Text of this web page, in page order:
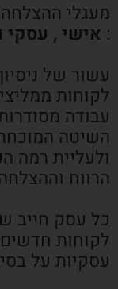
מעגלי
: אישי , עסקי
עשור של
לקוחות
עבודה
השיטה
ולעליית רמה
הרווח
כל עסק חייב
לקוחות
עסקיות על